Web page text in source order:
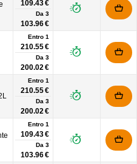
109.43 €
Da 3
103.96 €
Entro 1
210.55 €
Da 3
200.02 €
Entro 1
210.55 €
Da 3
200.02 €
Entro 1
109.43 €
Da 3
103.96 €